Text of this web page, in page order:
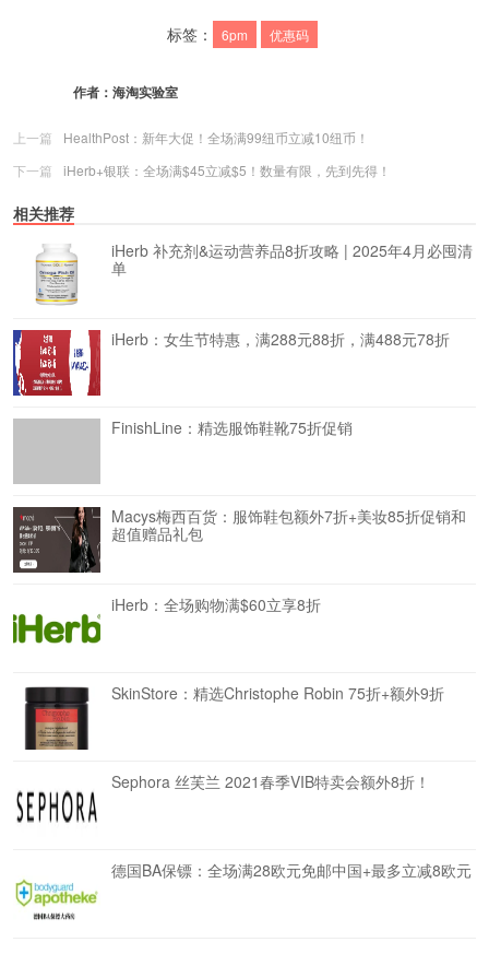
标签： 6pm 优惠码
作者： 海淘实验室
上一篇
HealthPost：新年大促！全场满99纽币立减10纽币！
下一篇
iHerb+银联：全场满$45立减$5！数量有限，先到先得！
相关推荐
iHerb 补充剂&运动营养品8折攻略 | 2025年4月必囤清
单
iHerb：女生节特惠，满288元88折，满488元78折
FinishLine：精选服饰鞋靴75折促销
Macys梅西百货：服饰鞋包额外7折+美妆85折促销和
超值赠品礼包
iHerb：全场购物满$60立享8折
SkinStore：精选Christophe Robin 75折+额外9折
Sephora 丝芙兰 2021春季VIB特卖会额外8折！
德国BA保镖：全场满28欧元免邮中国+最多立减8欧元